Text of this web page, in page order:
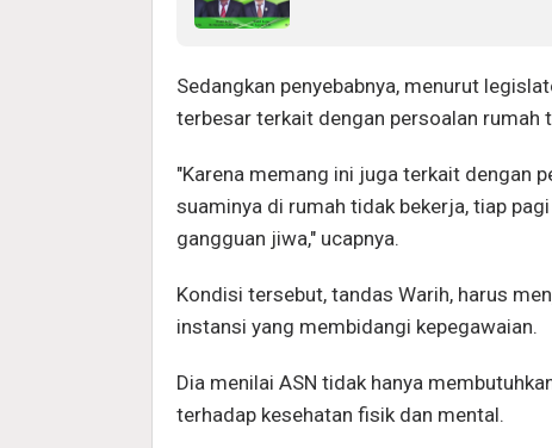
Sedangkan penyebabnya, menurut
terbesar terkait dengan persoalan rumah
"Karena memang ini juga terkait dengan
suaminya di rumah tidak bekerja, tiap
gangguan jiwa," ucapnya.
Kondisi tersebut, tandas Warih, harus
instansi yang membidangi kepegawaian.
Dia menilai ASN tidak hanya
terhadap kesehatan fisik dan mental.